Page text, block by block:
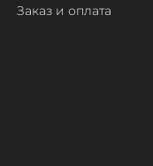
Заказ и оплата